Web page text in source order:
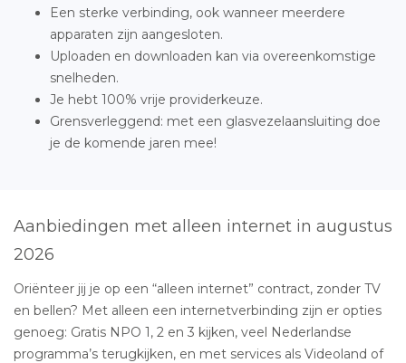
Een sterke verbinding, ook wanneer meerdere
apparaten zijn aangesloten.
Uploaden en downloaden kan via overeenkomstige
snelheden.
Je hebt 100% vrije providerkeuze.
Grensverleggend: met een glasvezelaansluiting doe
je de komende jaren mee!
Aanbiedingen met alleen internet in augustus
2026
Oriënteer jij je op een “alleen internet” contract, zonder TV
en bellen? Met alleen een internetverbinding zijn er opties
genoeg: Gratis NPO 1, 2 en 3 kijken, veel Nederlandse
programma’s terugkijken, en met services als Videoland of